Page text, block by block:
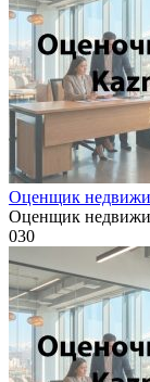
Оценщик
Оценщик
030